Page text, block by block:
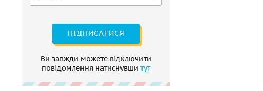
ПІДПИСАТИСЯ
Ви завжди можете відключити
повідомлення натиснувши тут